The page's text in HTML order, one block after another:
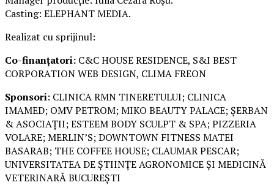
Casting: ELEPHANT MEDIA.
Realizat cu sprijinul:
Co-finanțatori: C&C HOUSE RESIDENCE, S&I BEST
CORPORATION WEB DESIGN, CLIMA FREON
Sponsori: CLINICA RMN TINERETULUI; CLINICA
IMAMED; OMV PETROM; MIKO BEAUTY PALACE; ȘERBAN
& ASOCIAȚII; ESTEEM BODY SCULPT & SPA; PIZZERIA
VOLARE; MERLIN’S; DOWNTOWN FITNESS MATEI
BASARAB; THE COFFEE HOUSE; CLAUMAR PESCAR;
UNIVERSITATEA DE ȘTIINȚE AGRONOMICE ȘI MEDICINĂ
VETERINARĂ BUCUREȘTI